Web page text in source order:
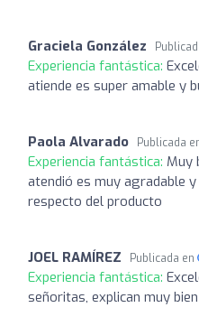
Graciela González
Experiencia fantástica:
atiende es super amable y
Paola Alvarado Publicada
Experiencia fantástica: Muy
atendió es muy agradable
respecto del producto
JOEL RAMÍREZ Publicada en
Experiencia fantástica:
señoritas, explican muy